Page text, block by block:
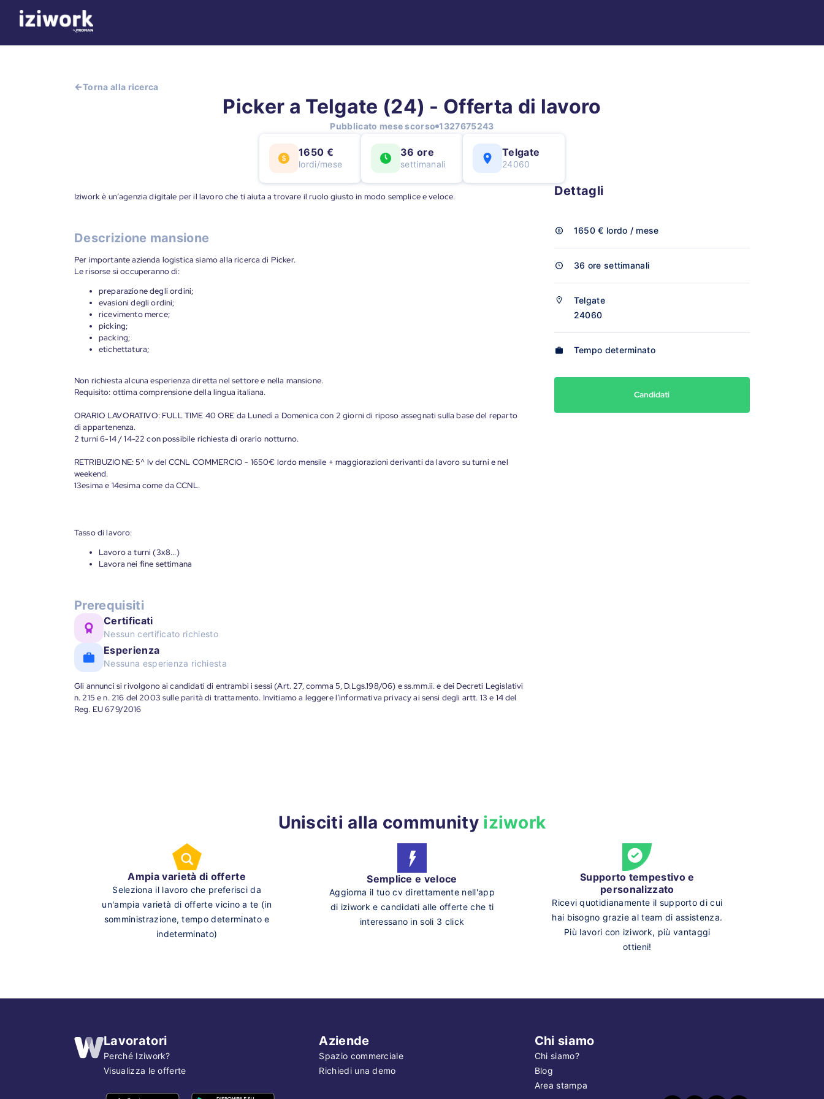
Torna alla ricerca
Picker a Telgate (24) - Offerta di lavoro
Pubblicato mese scorso 1327675243
1650 €
lordi/mese
36 ore
settimanali
Telgate
24060
Iziwork è un’agenzia digitale per il lavoro che ti aiuta a trovare il ruolo giusto in modo semplice e veloce.
Descrizione mansione
Per importante azienda logistica siamo alla ricerca di Picker.
Le risorse si occuperanno di:
preparazione degli ordini;
evasioni degli ordini;
ricevimento merce;
picking;
packing;
etichettatura;
Non richiesta alcuna esperienza diretta nel settore e nella mansione.
Requisito: ottima comprensione della lingua italiana.
ORARIO LAVORATIVO: FULL TIME 40 ORE da Lunedì a Domenica con 2 giorni di riposo assegnati sulla base del reparto
di appartenenza.
2 turni 6-14 / 14-22 con possibile richiesta di orario notturno.
RETRIBUZIONE: 5^ lv del CCNL COMMERCIO - 1650€ lordo mensile + maggiorazioni derivanti da lavoro su turni e nel
weekend.
13esima e 14esima come da CCNL.
Tasso di lavoro:
Lavoro a turni (3x8...)
Lavora nei fine settimana
Prerequisiti
Certificati
Nessun certificato richiesto
Esperienza
Nessuna esperienza richiesta
Gli annunci si rivolgono ai candidati di entrambi i sessi (Art. 27, comma 5, D.Lgs.198/06) e ss.mm.ii. e dei Decreti Legislativi
n. 215 e n. 216 del 2003 sulle parità di trattamento. Invitiamo a leggere l’informativa privacy ai sensi degli artt. 13 e 14 del
Reg. EU 679/2016
Dettagli
1650 € lordo / mese
36 ore settimanali
Telgate
24060
Tempo determinato
Candidati
Unisciti alla community iziwork
Ampia varietà di offerte
Seleziona il lavoro che preferisci da
un'ampia varietà di offerte vicino a te (in
somministrazione, tempo determinato e
indeterminato)
Semplice e veloce
Aggiorna il tuo cv direttamente nell'app
di iziwork e candidati alle offerte che ti
interessano in soli 3 click
Supporto tempestivo e
personalizzato
Ricevi quotidianamente il supporto di cui
hai bisogno grazie al team di assistenza.
Più lavori con iziwork, più vantaggi
ottieni!
Lavoratori
Perché Iziwork?
Visualizza le offerte
Aziende
Spazio commerciale
Richiedi una demo
Chi siamo
Chi siamo?
Blog
Area stampa